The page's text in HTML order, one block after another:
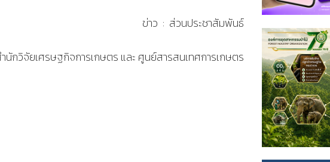
ข่าว : ส่วนประชาสัมพันธ์
นักวิจัยเศรษฐกิจการเกษตร และ ศูนย์สารสนเทศการเกษตร